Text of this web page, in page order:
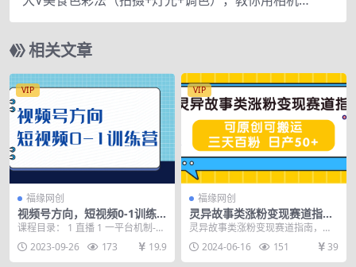
拍出高级感的美食画面
相关文章
VIP
福缘网创
视频号方向，短视频0-1训练
营（10节直播课程）
课程目录： 1 直播 1 一平台机制-深
度了解各平台核心算法-与流量分配
机制. ...
2023-09-26 173 19.9
VIP
福缘网创
灵异故事类涨粉变现赛道指
南，可原创可搬运，三天百粉
日产50+
灵异故事类涨粉变现赛道指南，可
原创可搬运，三天百粉 日产50+ 本
期项目所做的是...
2024-06-16 151 39